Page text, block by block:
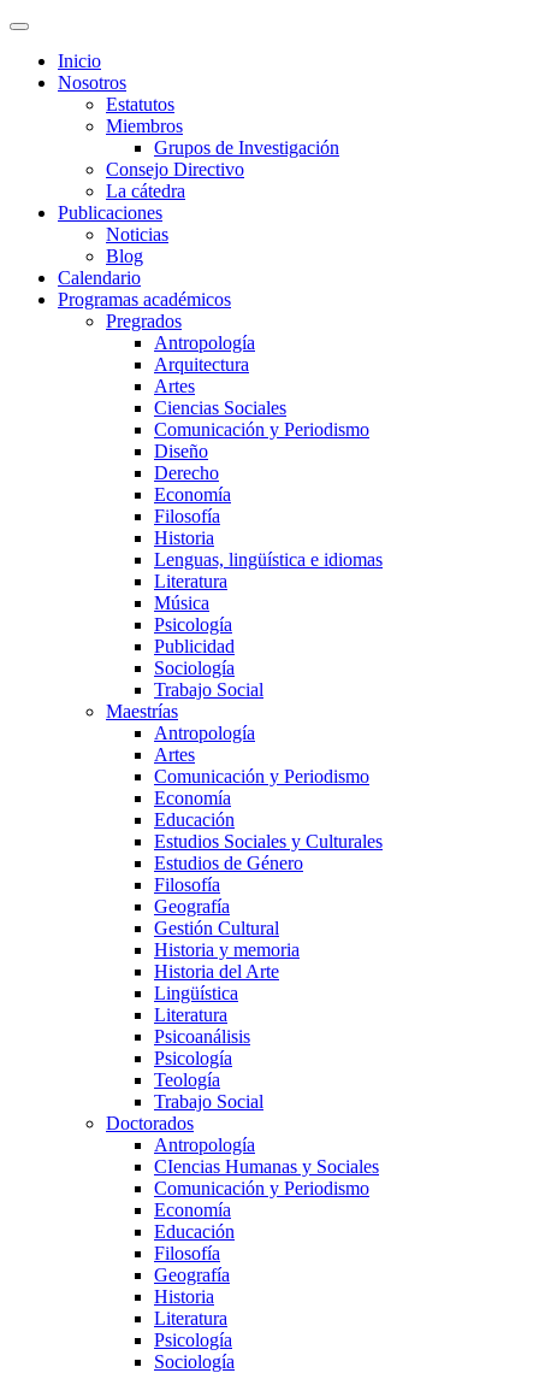
Inicio
Nosotros
Estatutos
Miembros
Grupos de Investigación
Consejo Directivo
La cátedra
Publicaciones
Noticias
Blog
Calendario
Programas académicos
Pregrados
Antropología
Arquitectura
Artes
Ciencias Sociales
Comunicación y Periodismo
Diseño
Derecho
Economía
Filosofía
Historia
Lenguas, lingüística e idiomas
Literatura
Música
Psicología
Publicidad
Sociología
Trabajo Social
Maestrías
Antropología
Artes
Comunicación y Periodismo
Economía
Educación
Estudios Sociales y Culturales
Estudios de Género
Filosofía
Geografía
Gestión Cultural
Historia y memoria
Historia del Arte
Lingüística
Literatura
Psicoanálisis
Psicología
Teología
Trabajo Social
Doctorados
Antropología
CIencias Humanas y Sociales
Comunicación y Periodismo
Economía
Educación
Filosofía
Geografía
Historia
Literatura
Psicología
Sociología